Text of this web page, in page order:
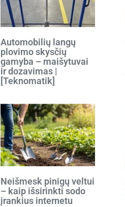
Automobilių langų
plovimo skysčių
gamyba – maišytuvai
ir dozavimas |
[Teknomatik]
Neišmesk pinigų veltui
– kaip išsirinkti sodo
įrankius internetu